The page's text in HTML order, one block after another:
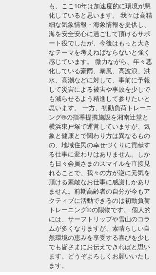
サーフィンエリアガイド
会員メニュー
今月のプレゼント
も、ここ10年は加速度的に環境が悪
化していると思います。 我々は高精
細な気象情報・海象情報を提供し、
海を安全安心に過ごして頂けるサポ
ート役でしたが、今後はもっと大き
なテーマを考えねばならないと強く
感じています。 微力ながら、年々悪
化している豪雨、暴風、高波浪、洪
水、高潮などに対して、事前に予報
して災害による被害や事故を少しで
も減らせるよう精進して参りたいと
思います。 一方、初動負荷トレーニ
ング®の指導提携施設を湘南辻堂と
横浜東戸塚で運営していますが、気
象と健康とで関わり方は異なるもの
の、地域住民の幸せづくりに貢献す
る仕事に変わりはありません。しか
も日々会員さまのスマイルを直接見
れることで、我々の方が逆に元気を
頂ける素敵なお仕事に感謝しかあり
ません。前期高齢者の自分が今もア
クティブに活動できるのは初動負荷
トレーニング®の賜物です。 個人的
には、サーフトリップや雪山のコラ
ムが多くなりますが、素晴らしい自
然環境の恵みを享受する喜びを少し
でも皆さまにお伝えできればと思い
ます。どうぞよろしくお願いいたし
ます。
ショップ情報
ショップ情報
ルール＆How to
サーファーズ
ライター/寄稿メディア
Core Surf Japan